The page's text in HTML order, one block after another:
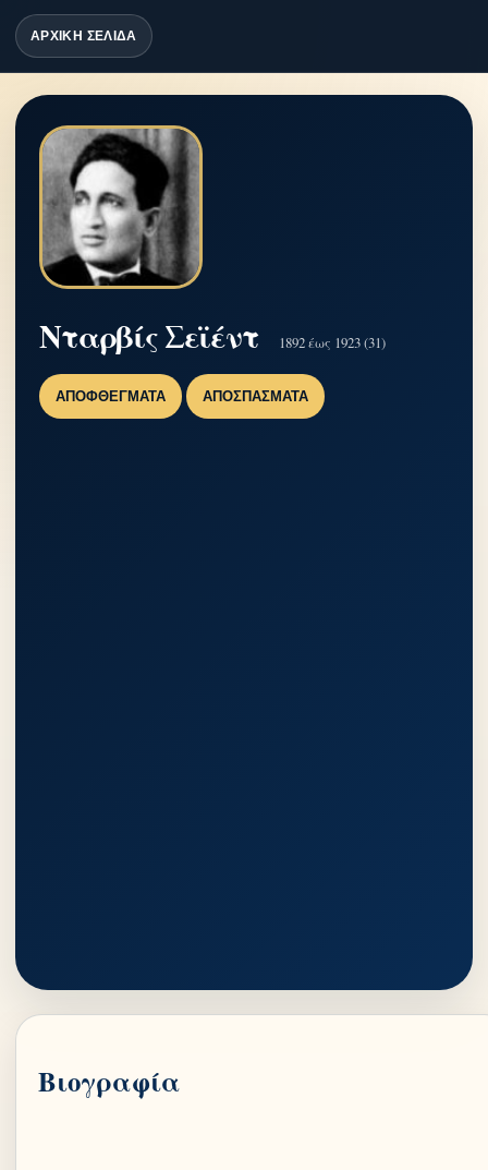
ΑΡΧΙΚΗ ΣΕΛΙΔΑ
Νταρβίς Σεϊέντ 1892 έως 1923 (31)
ΑΠΟΦΘΈΓΜΑΤΑ ΑΠΟΣΠΆΣΜΑΤΑ
Βιογραφία